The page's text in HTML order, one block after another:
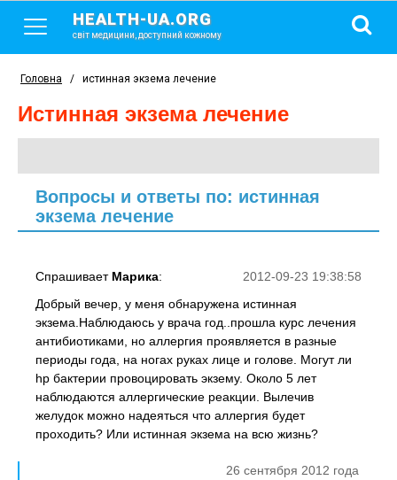
HEALTH-UA.ORG
світ медицини, доступний кожному
Головна / истинная экзема лечение
истинная экзема лечение
Вопросы и ответы по: истинная
экзема лечение
2012-09-23 19:38:58
Спрашивает Марика:
Добрый вечер, у меня обнаружена истинная
экзема.Наблюдаюсь у врача год..прошла курс лечения
антибиотиками, но аллергия проявляется в разные
периоды года, на ногах руках лице и голове. Могут ли
hp бактерии провоцировать экзему. Около 5 лет
наблюдаются аллергические реакции. Вылечив
желудок можно надеяться что аллергия будет
проходить? Или истинная экзема на всю жизнь?
26 сентября 2012 года